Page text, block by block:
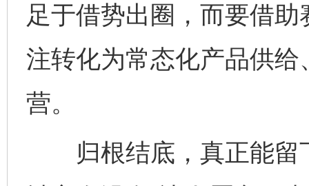
足于借势出圈，而要借
注转化为常态化产品供
营。
归根结底，真正能留